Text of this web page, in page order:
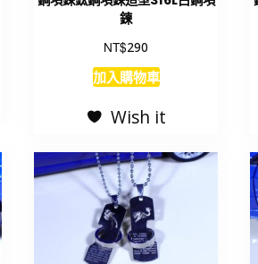
鍊
NT$290
加入購物車
Wish it